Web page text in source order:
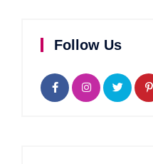
Follow Us